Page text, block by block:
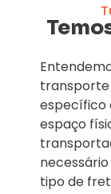
transporte
específico
espaço
tipo de